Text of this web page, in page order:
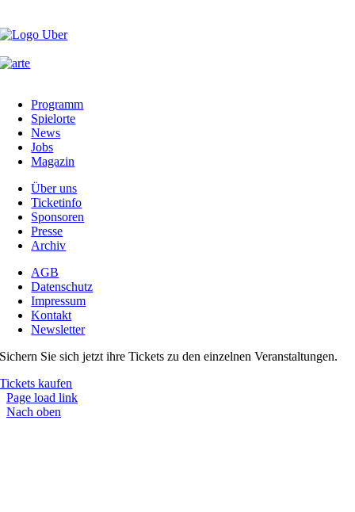
Programm
Spielorte
News
Jobs
Magazin
Über uns
Ticketinfo
Sponsoren
Presse
Archiv
AGB
Datenschutz
Impressum
Kontakt
Newsletter
Sichern Sie sich jetzt ihre Tickets zu den einzelnen Veranstaltungen.
Tickets kaufen
Page load link
Nach oben